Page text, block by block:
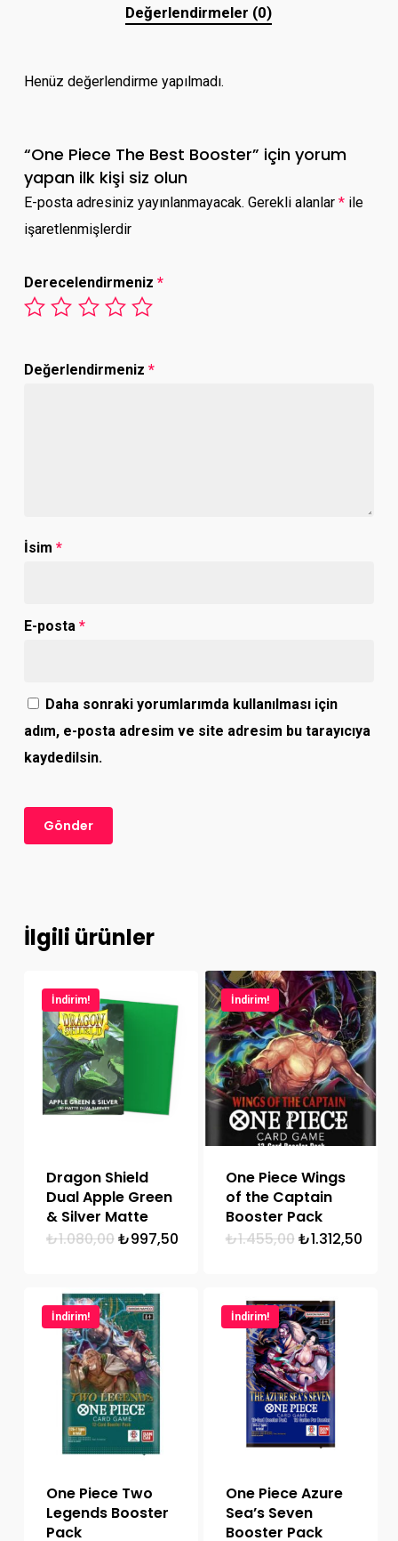
Değerlendirmeler (0)
Henüz değerlendirme yapılmadı.
“One Piece The Best Booster” için yorum
yapan ilk kişi siz olun
E-posta adresiniz yayınlanmayacak. Gerekli alanlar *ile
işaretlenmişlerdir
Derecelendirmeniz *
Değerlendirmeniz *
İsim *
E-posta *
Daha sonraki yorumlarımda kullanılması için
adım, e-posta adresim ve site adresim bu tarayıcıya
kaydedilsin.
İlgili ürünler
İndirim!
Dragon Shield
Dual Apple Green
& Silver Matte
₺1.080,00Orijinal
₺997,50Şu
İndirim!
One Piece Wings
of the Captain
Booster Pack
₺1.455,00Orijinal
₺1.312,50Şu
İndirim!
One Piece Two
Legends Booster
Pack
İndirim!
One Piece Azure
Sea’s Seven
Booster Pack